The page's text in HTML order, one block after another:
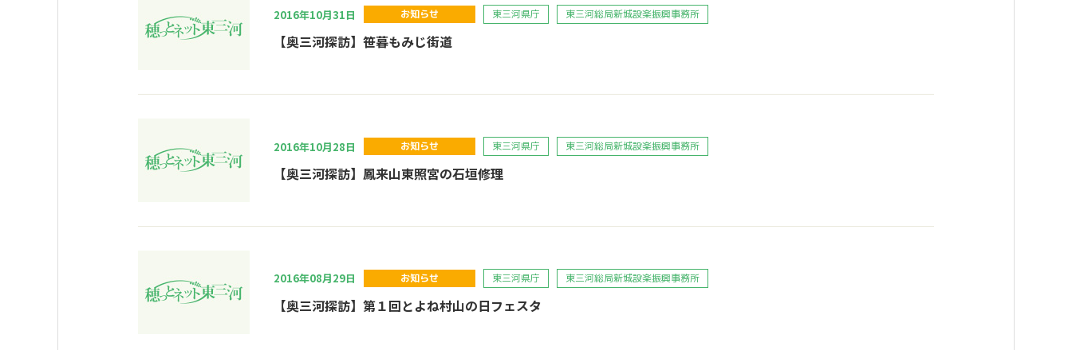
2016年10月31日 お知らせ 東三河県庁 東三河総局新城設楽振興事務所
【奥三河探訪】笹暮もみじ街道
2016年10月28日 お知らせ 東三河県庁 東三河総局新城設楽振興事務所
【奥三河探訪】鳳来山東照宮の石垣修理
2016年08月29日 お知らせ 東三河県庁 東三河総局新城設楽振興事務所
【奥三河探訪】第１回とよね村山の日フェスタ